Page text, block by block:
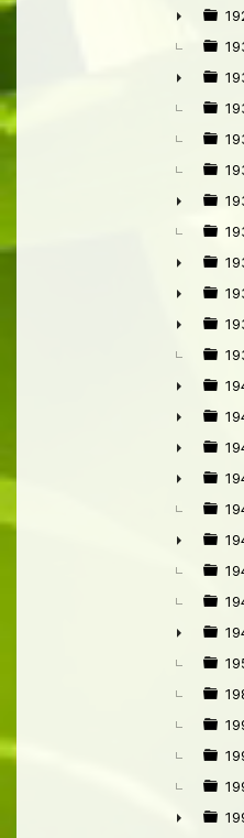
►
►
►
►
►
►
►
►
►
►
►
►